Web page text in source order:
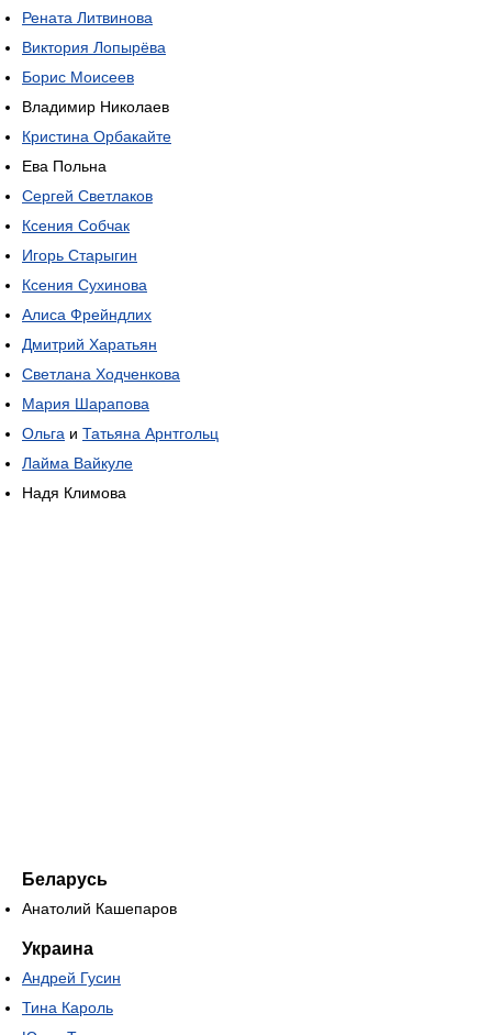
Рената Литвинова
Виктория Лопырёва
Борис Моисеев
Владимир Николаев
Кристина Орбакайте
Ева Польна
Сергей Светлаков
Ксения Собчак
Игорь Старыгин
Ксения Сухинова
Алиса Фрейндлих
Дмитрий Харатьян
Светлана Ходченкова
Мария Шарапова
Ольга и Татьяна Арнтгольц
Лайма Вайкуле
Надя Климова
Беларусь
Анатолий Кашепаров
Украина
Андрей Гусин
Тина Кароль